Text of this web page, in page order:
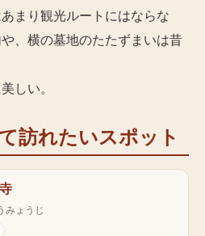
まり観光ルートにはならな
、横の墓地のたたずまいは昔
しい。
訪れたいスポット
みょうじ